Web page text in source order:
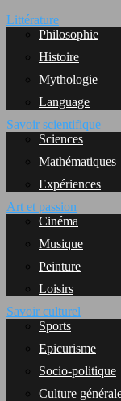
Littérature
Philosophie
Histoire
Mythologie
Language
Savoir scientifique
Sciences
Mathématiques
Expériences
Art et passion
Cinéma
Musique
Peinture
Loisirs
Savoir culturel
Sports
Epicurisme
Socio-politique
Culture